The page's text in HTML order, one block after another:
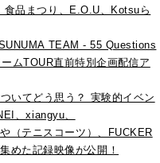
品まつり、E.O.U、Kotsuら
TEAM - 55 Questions
ムTOUR直前特別企画配信ア
いてどう思う？ 実験的イベン
、xiangyu、
（テニスコーツ）、FUCKER
めた記録映像が公開！